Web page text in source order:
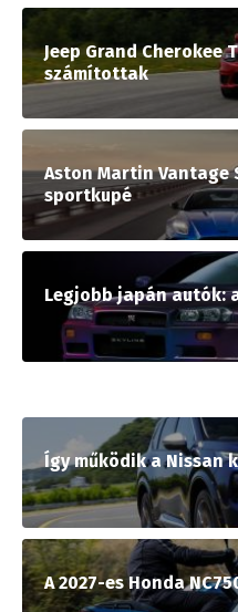
Jeep Grand Cherokee
számítottak
Aston Martin
sportkupé
Legjobb japán autók:
Így működik a Nissan
A 2027-es Honda